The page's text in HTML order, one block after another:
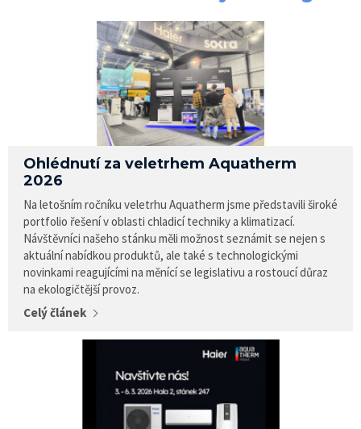
Ohlédnutí za veletrhem Aquatherm
2026
Na letošním ročníku veletrhu Aquatherm jsme představili široké
portfolio řešení v oblasti chladicí techniky a klimatizací.
Návštěvníci našeho stánku měli možnost seznámit se nejen s
aktuální nabídkou produktů, ale také s technologickými
novinkami reagujícími na měnící se legislativu a rostoucí důraz
na ekologičtější provoz.
Celý článek